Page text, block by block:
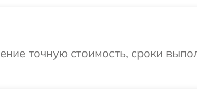
точную стоимость, сроки